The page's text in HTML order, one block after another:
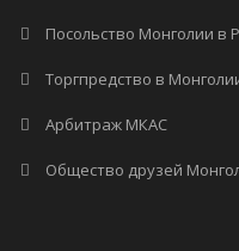
Посольство Монголии в
Торгпредство в
Арбитраж МКАС
Общество друзей